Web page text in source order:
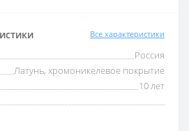
Все характеристики
Россия
Латунь, хромоникелевое покрытие
10 лет